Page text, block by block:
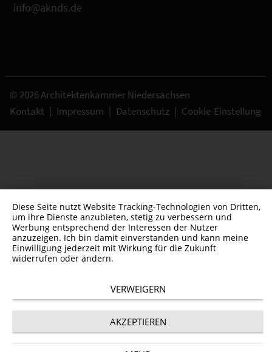
info@aknds.de
© 2026 Architektenkammer Niedersachsen
Kontakt | Impressum | Datenschutz | Cookie-Einstellung
Diese Seite nutzt Website Tracking-Technologien von Dritten,
um ihre Dienste anzubieten, stetig zu verbessern und
Werbung entsprechend der Interessen der Nutzer
anzuzeigen. Ich bin damit einverstanden und kann meine
Einwilligung jederzeit mit Wirkung für die Zukunft
widerrufen oder ändern.
VERWEIGERN
AKZEPTIEREN